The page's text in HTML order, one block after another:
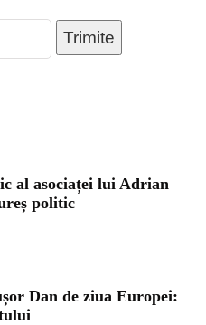
Trimite
al asociaței lui Adrian
politic
Dan de ziua Europei: